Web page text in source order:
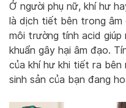
Ở người phụ nữ, khí hư
là dịch tiết bên trong
môi trường tính acid
khuẩn gây hại âm đạo.
của khí hư khi tiết ra
sinh sản của bạn đang